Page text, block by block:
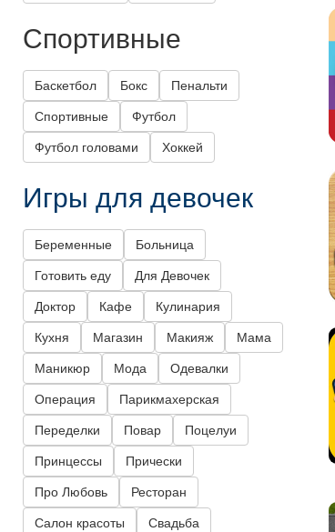
Спортивные
Баскетбол Бокс Пенальти
Спортивные Футбол
Футбол головами Хоккей
Игры для девочек
Беременные Больница
Готовить еду Для Девочек
Доктор Кафе Кулинария
Кухня Магазин Макияж Мама
Маникюр Мода Одевалки
Операция Парикмахерская
Переделки Повар Поцелуи
Принцессы Прически
Про Любовь Ресторан
Салон красоты Свадьба